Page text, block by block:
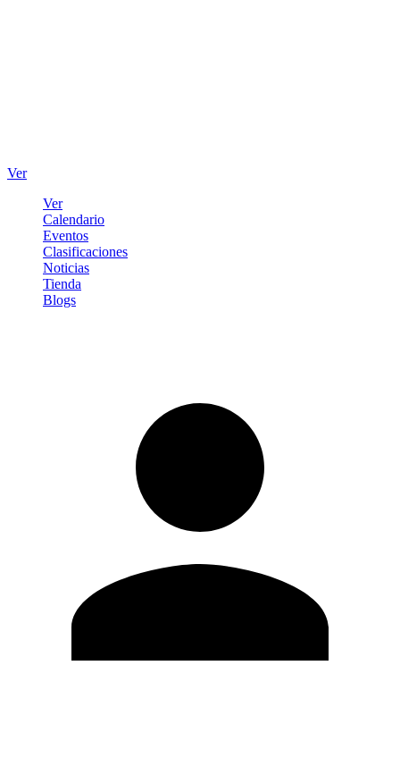
Ver
Ver
Calendario
Eventos
Clasificaciones
Noticias
Tienda
Blogs